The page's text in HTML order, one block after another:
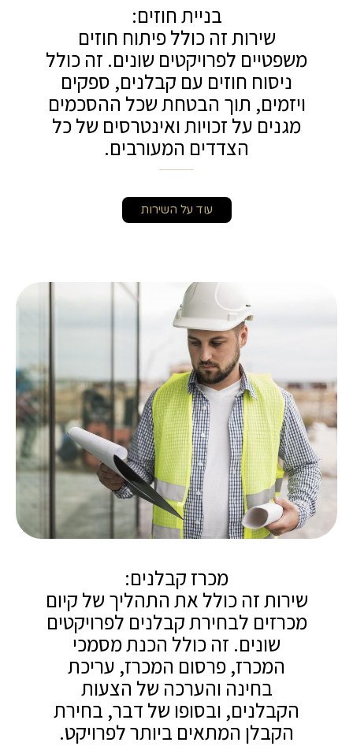
בניית חוזים:
שירות זה כולל פיתוח חוזים
משפטיים לפרויקטים שונים. זה כולל
ניסוח חוזים עם קבלנים, ספקים
ויזמים, תוך הבטחת שכל ההסכמים
מגנים על זכויות ואינטרסים של כל
הצדדים המעורבים.
עוד על השירות
מכרז קבלנים:
שירות זה כולל את התהליך של קיום
מכרזים לבחירת קבלנים לפרויקטים
שונים. זה כולל הכנת מסמכי
המכרז, פרסום המכרז, עריכת
בחינה והערכה של הצעות
הקבלנים, ובסופו של דבר, בחירת
הקבלן המתאים ביותר לפרויקט.